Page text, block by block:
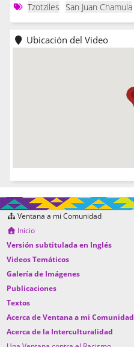
Tzotziles
San Juan Chamula
Ubicación del Video
Ventana a mi Comunidad
Inicio
Versión subtitulada en Inglés
Videos Temáticos
Galería de Imágenes
Publicaciones
Textos
Acerca de Ventana a mi Comunidad
Acerca de la Interculturalidad